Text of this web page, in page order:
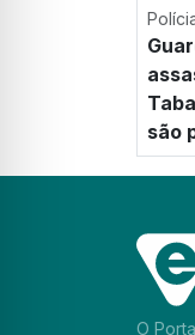
são
O